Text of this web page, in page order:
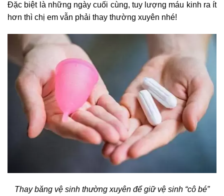
Đặc biệt là những ngày cuối cùng, tuy lượng máu kinh ra ít
hơn thì chị em vẫn phải thay thường xuyên nhé!
Thay băng vệ sinh thường xuyên để giữ vệ sinh “cô bé”